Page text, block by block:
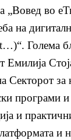
„Вовед во
на
Голема
Емилија
Секторот за
програми
и
и